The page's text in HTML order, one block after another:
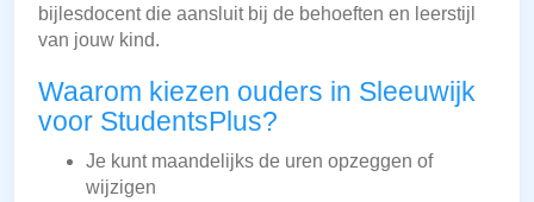
bijlesdocent die aansluit bij de behoeften en leerstijl
van jouw kind.
Waarom kiezen ouders in Sleeuwijk
voor StudentsPlus?
Je kunt maandelijks de uren opzeggen of
wijzigen